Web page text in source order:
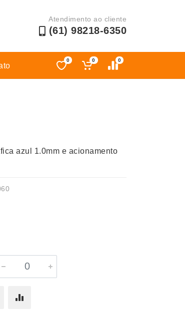
Atendimento ao cliente
(61) 98218-6350
Leques
0 0 0
azul 1.0mm e acionamento